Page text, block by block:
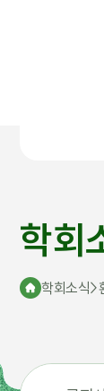
학회
학회소식>